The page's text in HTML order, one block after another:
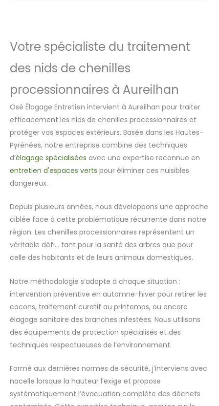
Votre spécialiste du traitement
des nids de chenilles
processionnaires à Aureilhan
Osé Élagage Entretien intervient à Aureilhan pour traiter
efficacement les nids de chenilles processionnaires et
protéger vos espaces extérieurs. Basée dans les Hautes-
Pyrénées, notre entreprise combine des techniques
d’élagage spécialisées avec une expertise reconnue en
entretien d'espaces verts pour éliminer ces nuisibles
dangereux.
Depuis plusieurs années, nous développons une approche
ciblée face à cette problématique récurrente dans notre
région. Les chenilles processionnaires représentent un
véritable défi… tant pour la santé des arbres que pour
celle des habitants et de leurs animaux domestiques.
Notre méthodologie s’adapte à chaque situation :
intervention préventive en automne-hiver pour retirer les
cocons, traitement curatif au printemps, ou encore
élagage sanitaire des branches infestées. Nous utilisons
des équipements de protection spécialisés et des
techniques respectueuses de l’environnement.
Formé aux dernières normes de sécurité, j’interviens avec
nacelle lorsque la hauteur l’exige et propose
systématiquement l’évacuation complète des déchets